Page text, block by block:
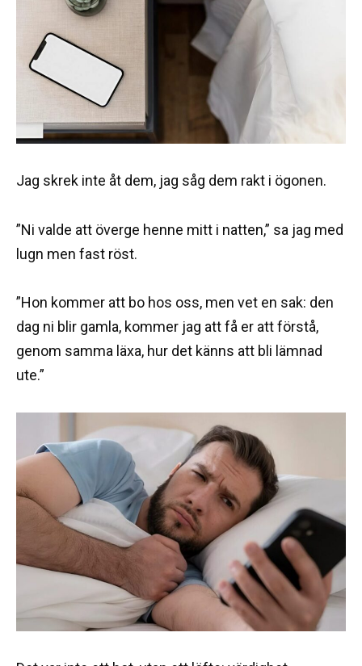
Jag skrek inte åt dem, jag såg dem rakt i ögonen.
”Ni valde att överge henne mitt i natten,” sa jag med
lugn men fast röst.
”Hon kommer att bo hos oss, men vet en sak: den
dag ni blir gamla, kommer jag att få er att förstå,
genom samma läxa, hur det känns att bli lämnad
ute.”